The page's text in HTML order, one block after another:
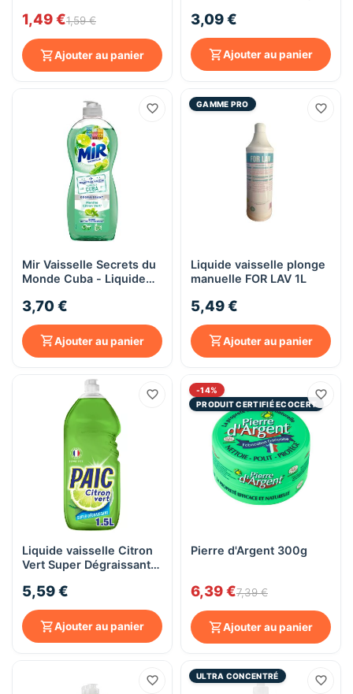
1,49 €1,59 €
Ajouter au panier
ml
3,09 €
Ajouter au panier
Mir Vaisselle Secrets du
Monde Cuba - Liquide
Menthe Citron Vert -
Vaisselle Main
3,70 €
Ajouter au panier
GAMME PRO
Liquide vaisselle plonge
manuelle FOR LAV 1L
5,49 €
Ajouter au panier
Liquide vaisselle Citron
Vert Super Dégraissant
5,59 €
Ajouter au panier
-14%
PRODUIT CERTIFIÉ ECOCERT
Pierre d'Argent 300g
6,39 €7,39 €
Ajouter au panier
ULTRA CONCENTRÉ